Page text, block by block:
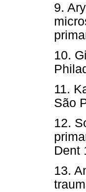
9.
10.
11.
São
12.
Dent
13.